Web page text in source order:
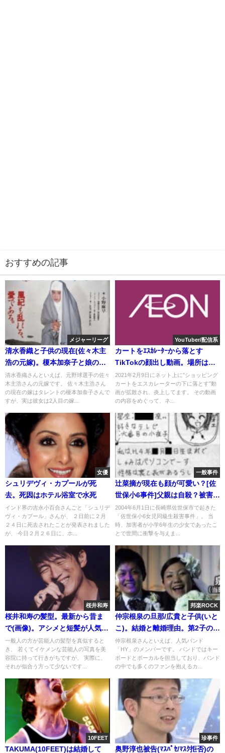
おすすめの記事
メジャーリーグ
清水香織と子供の現在(佐々木主
浩の元嫁)。榎本加奈子と娘の確
執。不倫離婚
清水香織さんといえば、元野球選手の佐々
木主浩さんの元嫁です。 佐々木主浩さん
の現在の嫁はタレントの榎本加奈子さんで
すが、実は彼女は2人目の嫁...
YouTuber/配信系
カートをｴｽｶﾚｰﾀｰから落とす
TikTokの顔出し動画。場所はイ
オン[東京施設]
2021年2月9日にネット上に”ショッピング
カートをエスカレーターの下に落とす”動
画が拡散され、炎上してます。 その動画
の内容をめぐって、ネ...
女優
シュリデヴィ・カプールが死
去。死因はホテル浴室で水死
インド界の吉永小百合さんごと「シュリデ
ヴィ・カプール」さんが、 ２日前に２月
２４日に死去されたことが発表されました
が、 今日２月２６日に、ホ...
一般事件
辻菜摘が現在も顔が可愛い？[佐
世保小6事件]父親は自殺？被害者
の御手洗さん
2004年6月1日に長崎県佐世保市で起きた
「佐世保小6女児同級生殺害事件」。 当
時、加害者が小学6年生の少女であったこ
とで世間に衝撃を与えま...
桜井和寿
桜井和寿の髪型。最新から昔ま
で(画像)。アシメと短髪が人気!
ハゲでも好き
一般人の方が芸能人の髪型を真似すると
き、 若くてイケメンな芸能人の写真を美
容院に持って行きがちですが、 実際に、
それが似合う方って少ないです...
邦楽ROCK
仲宗根泉の旦那/広貴と子供(いと
こ)。結婚と離婚理由。第2子の死
産
仲宗根泉さんといえば、人気バンド
「HY」のメンバーです。 バンドではキー
ボードとボーカルを担当しており、バンド
の中でも多くのファンを抱えるカ...
10FEET
TAKUMA(10FEET)は結婚して
珍事件
奥野淳也被告(ﾏｽﾊﾟｾ/ﾏｽｸ拒否)の